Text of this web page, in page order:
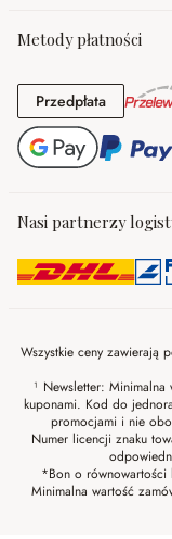
Metody płatności
Przedpłata
Nasi partnerzy
Wszystkie ceny zawierają
¹ Newsletter: Minimalna
kuponami. Kod do
promocjami i nie
Numer licencji znaku
*Bon o równowartości
Minimalna wartość